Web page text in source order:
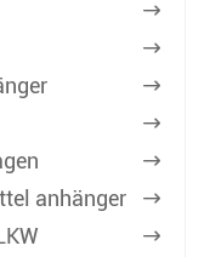





anhänger 
